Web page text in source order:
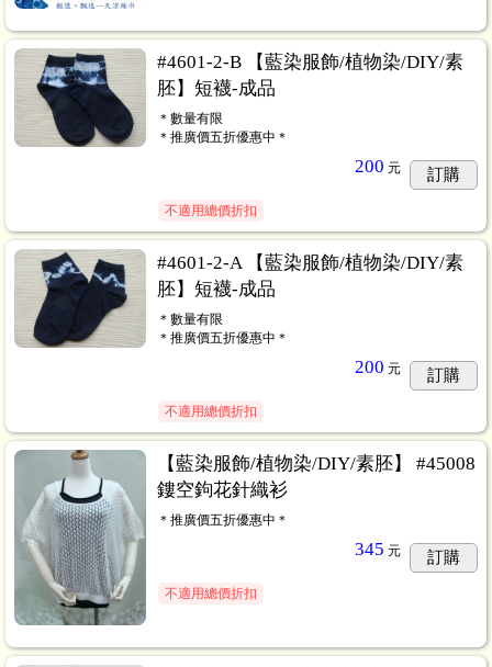
品
#4601-2-B 【藍染服飾/植物染/DIY/素
胚】短襪-成品
＊數量有限
＊推廣價五折優惠中＊
200 元 訂購
不適用總價折扣
#4601-2-A 【藍染服飾/植物染/DIY/素
胚】短襪-成品
＊數量有限
＊推廣價五折優惠中＊
200 元 訂購
不適用總價折扣
【藍染服飾/植物染/DIY/素胚】 #45008
鏤空鉤花針織衫
＊推廣價五折優惠中＊
345 元 訂購
不適用總價折扣